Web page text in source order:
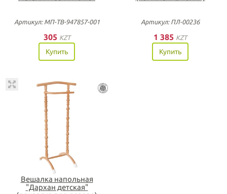
Артикул: МП-ТВ-947857-001
305 KZT
Купить
Артикул: ПЛ-00236
1 385 KZT
Купить
Вешалка напольная
"Дархан детская"